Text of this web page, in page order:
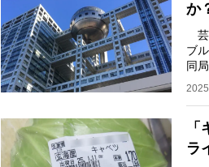
か
芸
ブ
同
ラ